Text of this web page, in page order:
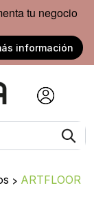
tu negocio
información
> ARTFLOOR